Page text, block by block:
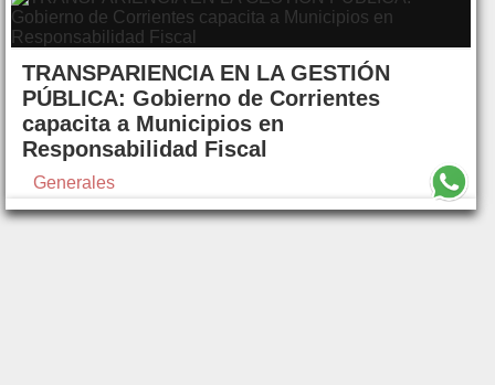
TRANSPARIENCIA EN LA GESTIÓN
PÚBLICA: Gobierno de Corrientes
capacita a Municipios en
Responsabilidad Fiscal
Generales